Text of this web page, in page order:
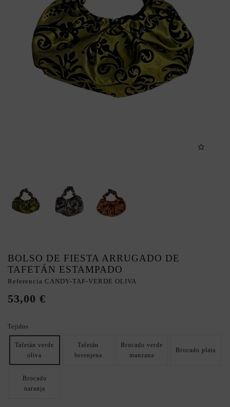
BOLSO DE FIESTA ARRUGADO DE
TAFETÁN ESTAMPADO
Referencia CANDY-TAF-VERDE OLIVA
53,00 €
Tejidos
Tafetán verde
oliva
Tafetán
berenjena
Brocado verde
manzana
Brocado plata
Brocado
naranja